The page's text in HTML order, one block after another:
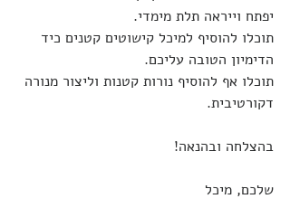
יפתח וייראה תלת מימדי.
תוכלו להוסיף למיכל קישוטים קטנים כיד
הדימיון הטובה עליכם.
תוכלו אף להוסיף נורות קטנות וליצור מנורה
דקורטיבית.
בהצלחה ובהנאה!
שלכם, מיכל